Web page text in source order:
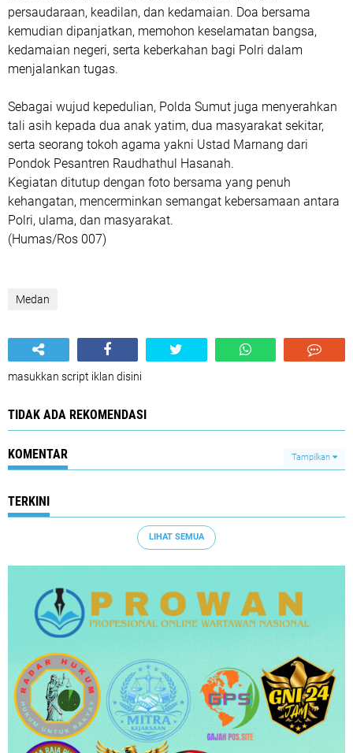
persaudaraan, keadilan, dan kedamaian. Doa bersama
kemudian dipanjatkan, memohon keselamatan bangsa,
kedamaian negeri, serta keberkahan bagi Polri dalam
menjalankan tugas.
Sebagai wujud kepedulian, Polda Sumut juga menyerahkan
tali asih kepada dua anak yatim, dua masyarakat sekitar,
serta seorang tokoh agama yakni Ustad Marnang dari
Pondok Pesantren Raudhathul Hasanah.
Kegiatan ditutup dengan foto bersama yang penuh
kehangatan, mencerminkan semangat kebersamaan antara
Polri, ulama, dan masyarakat.
(Humas/Ros 007)
Medan
masukkan script iklan disini
TIDAK ADA REKOMENDASI
KOMENTAR Tampilkan
TERKINI
LIHAT SEMUA